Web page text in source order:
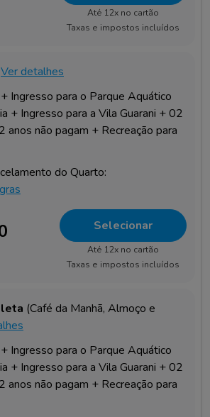
Até 12x no cartão
Taxas e impostos incluídos
Ver detalhes
Ingresso para o Parque Aquático
+ Ingresso para a Vila Guarani + 02
anos não pagam + Recreação para
do Quarto:
Selecionar
Até 12x no cartão
Taxas e impostos incluídos
(Café da Manhã, Almoço e
Ingresso para o Parque Aquático
+ Ingresso para a Vila Guarani + 02
anos não pagam + Recreação para